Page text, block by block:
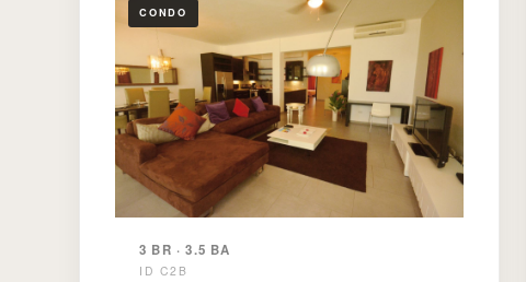
CONDO
3 BR · 3.5 BA
ID C2B